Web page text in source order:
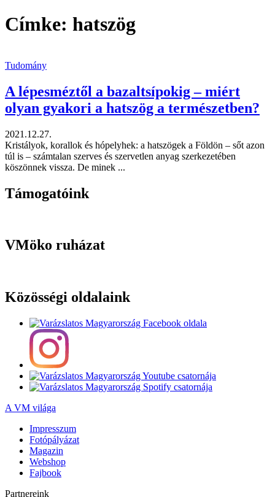
Címke: hatszög
Tudomány
A lépesméztől a bazaltsípokig – miért
olyan gyakori a hatszög a természetben?
2021.12.27.
Kristályok, korallok és hópelyhek: a hatszögek a Földön – sőt azon
túl is – számtalan szerves és szervetlen anyag szerkezetében
köszönnek vissza. De minek ...
Támogatóink
VMöko ruházat
Közösségi oldalaink
A VM világa
Impresszum
Fotópályázat
Magazin
Webshop
Fajbook
Partnereink